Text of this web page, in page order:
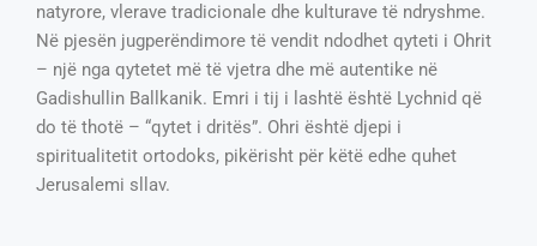
natyrore, vlerave tradicionale dhe kulturave të ndryshme.
Në pjesën jugperëndimore të vendit ndodhet qyteti i Ohrit
– një nga qytetet më të vjetra dhe më autentike në
Gadishullin Ballkanik. Emri i tij i lashtë është Lychnid që
do të thotë – “qytet i dritës”. Ohri është djepi i
spiritualitetit ortodoks, pikërisht për këtë edhe quhet
Jerusalemi sllav.